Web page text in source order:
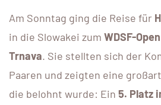
Am Sonntag ging die Reise für
in die Slowakei zum WDSF-
Trnava. Sie stellten sich der
Paaren und zeigten eine
die belohnt wurde: Ein 5. Platz